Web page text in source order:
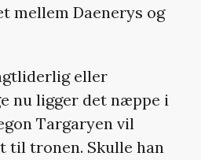
mellem Daenerys og
eller
nu ligger det næppe i
Targaryen vil
til tronen. Skulle han